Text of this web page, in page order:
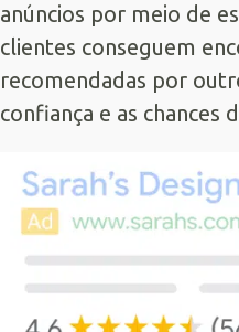
anúncios por meio de
clientes conseguem
recomendadas por
confiança e as chances